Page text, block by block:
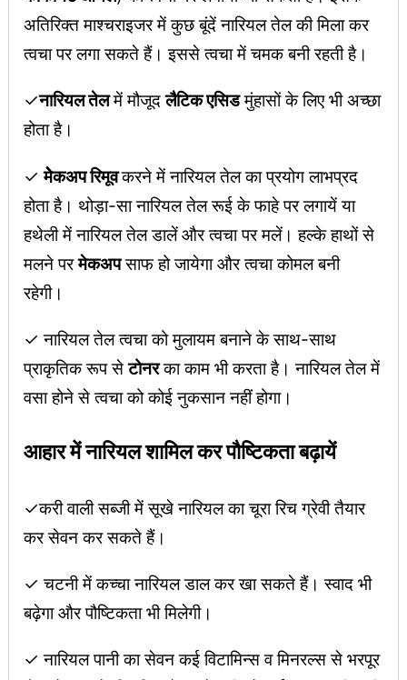
अतिरिक्त माश्चराइजर में कुछ बूंदें नारियल तेल की मिला कर
त्वचा पर लगा सकते हैं। इससे त्वचा में चमक बनी रहती है।
✓नारियल तेलमें मौजूदलैटिक एसिडमुंहासों के लिए भी अच्छा
होता है।
✓मेेेकअप रिमूवकरने में नारियल तेल का प्रयोग लाभप्रद
होता है। थोड़ा-सा नारियल तेल रूई के फाहे पर लगायें या
हथेली में नारियल तेल डालें और त्वचा पर मलें। हल्के हाथों से
मलने परमेकअपसाफ हो जायेगा और त्वचा कोमल बनी
रहेगी।
✓ नारियल तेल त्वचा को मुलायम बनाने के साथ-साथ
प्राकृतिक रूप सेटोनरका काम भी करता है। नारियल तेल में
वसा होने से त्वचा को कोई नुकसान नहीं होगा।
आहार में नारियल शामिल कर पौष्टिकता बढ़ायें
✓करी वाली सब्जी में सूखे नारियल का चूरा रिच ग्रेवी तैयार
कर सेवन कर सकते हैं।
✓ चटनी में कच्चा नारियल डाल कर खा सकते हैं। स्वाद भी
बढ़ेगा और पौष्टिकता भी मिलेगी।
✓ नारियल पानी का सेवन कई विटामिन्स व मिनरल्स से भरपूर